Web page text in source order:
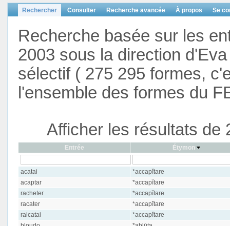
Rechercher Consulter Recherche avancée À propos Se
Recherche basée sur les
2003 sous la direction
sélectif ( 275 295 formes,
l'ensemble des formes du
Afficher les résultats de
Entrée Étymon
acatai
*accapĭtare
acaptar
*accapĭtare
racheter
*accapĭtare
racater
*accapĭtare
raicatai
*accapĭtare